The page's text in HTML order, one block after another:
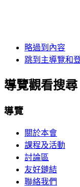
略過到內容
跳到主導覽和
導覽觀看搜尋
導覽
關於本會
課程及活動
討論區
友好鏈結
聯絡我們